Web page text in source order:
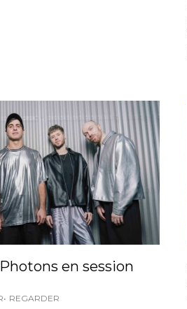
en session
REGARDER